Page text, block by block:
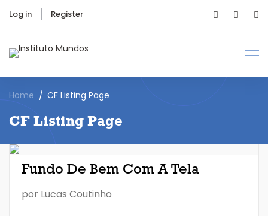
Log in Register
Home CF Listing Page
CF Listing Page
Fundo De Bem Com A Tela
por Lucas Coutinho